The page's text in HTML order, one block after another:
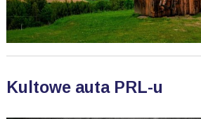
Kultowe auta PRL-u